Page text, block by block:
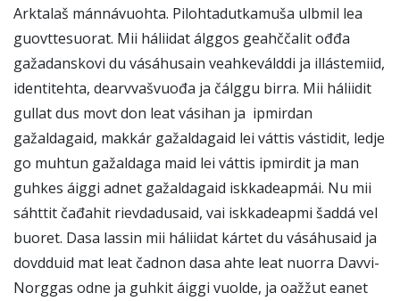
Arktalaš mánnávuohta. Pilohtadutkamuša ulbmil lea
guovttesuorat. Mii háliidat álggos geahččalit ođđa
gažadanskovi du vásáhusain veahkeválddi ja illástemiid,
identitehta, dearvvašvuođa ja čálggu birra. Mii háliidit
gullat dus movt don leat vásihan ja ipmirdan
gažaldagaid, makkár gažaldagaid lei váttis vástidit, ledje
go muhtun gažaldaga maid lei váttis ipmirdit ja man
guhkes áiggi adnet gažaldagaid iskkadeapmái. Nu mii
sáhttit čađahit rievdadusaid, vai iskkadeapmi šaddá vel
buoret. Dasa lassin mii háliidat kártet du vásáhusaid ja
dovdduid mat leat čadnon dasa ahte leat nuorra Davvi-
Norggas odne ja guhkit áiggi vuolde, ja oažžut eanet